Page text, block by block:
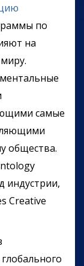
по
на
самые
общества.
индустрии,
Creative
глобального